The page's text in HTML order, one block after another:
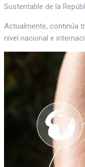
Sustentable de la
Actualmente, continúa
nivel nacional e